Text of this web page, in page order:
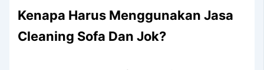
Kenapa Hаruѕ Menggunakan Jasa
Cleaning Sofa Dаn Jok?